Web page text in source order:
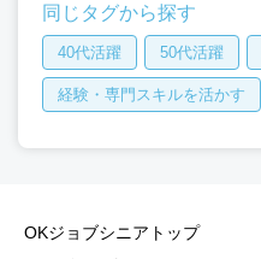
同じタグから探す
40代活躍 50代活躍
経験・専門スキルを活かす
OKジョブシニアトップ